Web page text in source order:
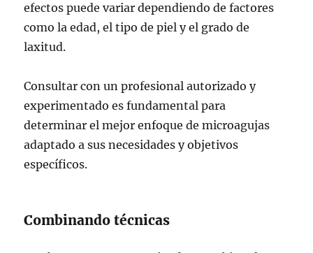
efectos puede variar dependiendo de factores
como la edad, el tipo de piel y el grado de
laxitud.
Consultar con un profesional autorizado y
experimentado es fundamental para
determinar el mejor enfoque de microagujas
adaptado a sus necesidades y objetivos
específicos.
Combinando técnicas